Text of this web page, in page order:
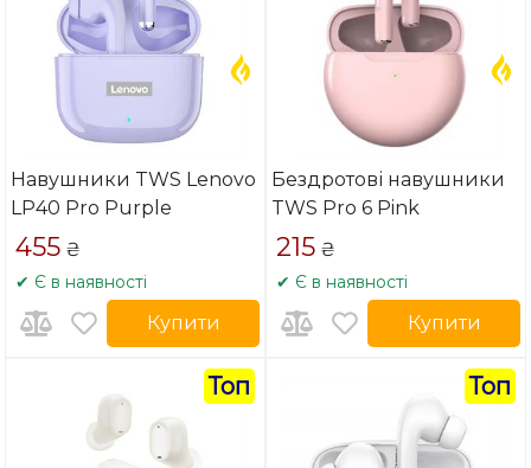
Навушники TWS Lenovo
LP40 Pro Purple
455 ₴
✔ Є в наявності
Купити
Бездротові навушники
TWS Pro 6 Pink
215 ₴
✔ Є в наявності
Купити
Топ Топ